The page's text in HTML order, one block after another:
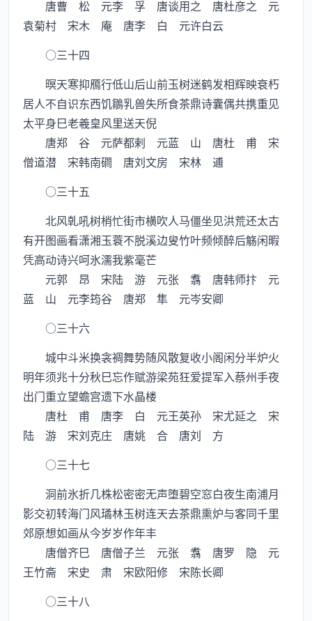
唐曹 松 元李 孚 唐谈用之 唐杜彦之 元
袁菊村 宋木 庵 唐李 白 元许白云
○三十四
暝天寒抑鴈行低山后山前玉树迷鹤发相辉映衰朽
居人不自识东西饥鶵乳兽失所食茶鼎诗囊偶共携重见
太平身巳老羲皇风里送天倪
唐郑 谷 元萨都剌 元蓝 山 唐杜 甫 宋
僧道潜 宋韩南磵 唐刘文房 宋林 逋
○三十五
北风乹吼树梢忙街市横吹人马僵坐见洪荒还太古
有开图画看潇湘玉蓑不脱溪边叟竹叶频倾醉后觞闲暇
凭高动诗兴呵氷濡我紫毫芒
元郭 昂 宋陆 游 元张 翥 唐韩师抃 元
蓝 山 元李筠谷 唐郑 隼 元岑安卿
○三十六
城中斗米换衾裯舞势随风散复收小阁闲分半炉火
明年须兆十分秋巳忘作赋游梁苑狂爱提军入蔡州手夜
出门重立望蟾宫遗下水晶楼
唐杜 甫 唐李 白 元王英孙 宋尤延之 宋
陆 游 宋刘克庄 唐姚 合 唐刘 方
○三十七
洞前氷折几株松密密无声堕碧空窓白夜生南浦月
影交初转海门风璚林玉树连天去茶鼎熏炉与客同千里
郊原想如画从今岁岁作年丰
唐僧齐巳 唐僧子兰 元张 翥 唐罗 隐 元
王竹斋 宋史 肃 宋欧阳修 宋陈长卿
○三十八